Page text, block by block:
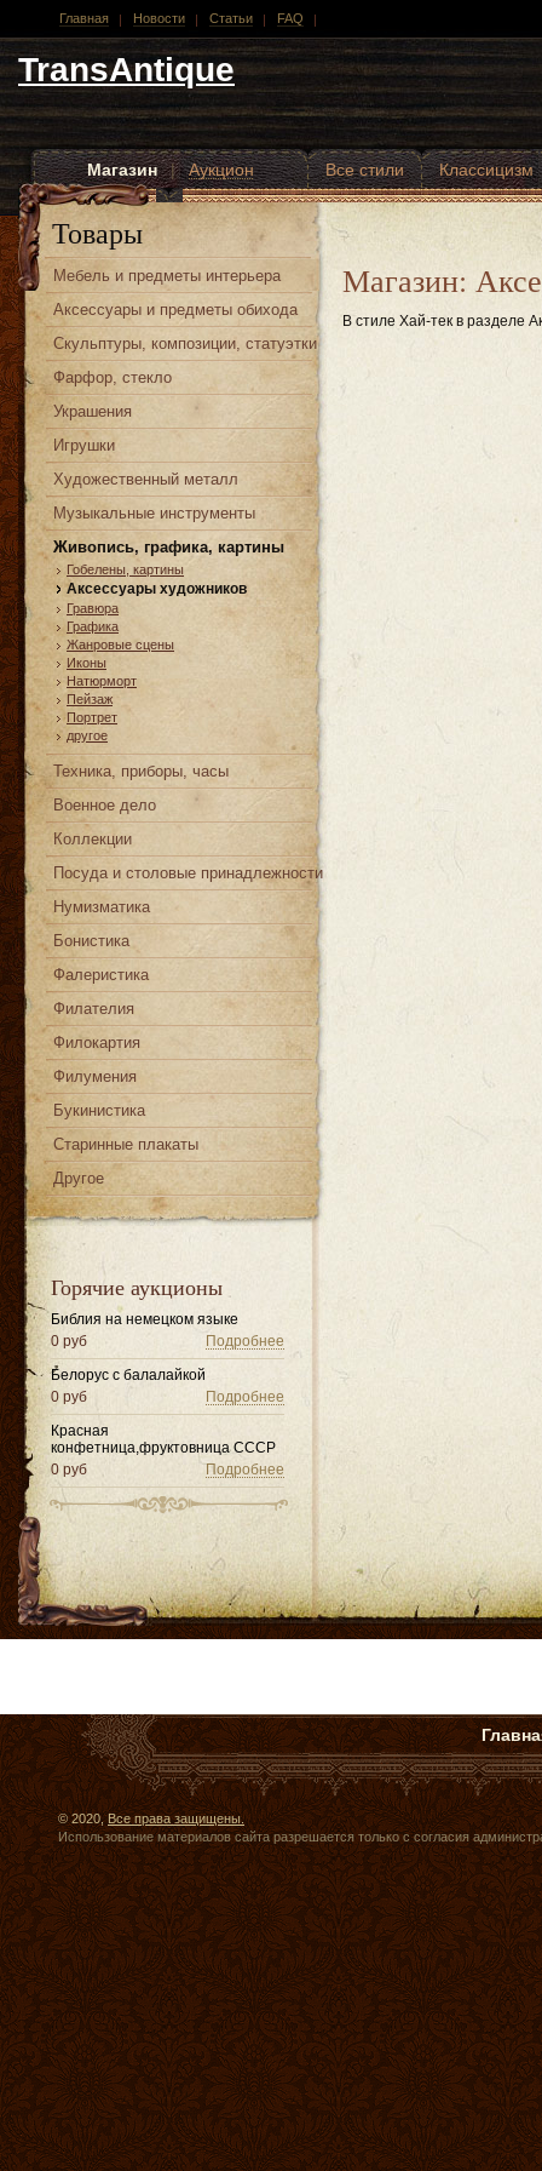
Главная Новости Статьи FAQ
TransAntique
Магазин | Аукцион Все стили
Классицизм
Другие стили
Товары
Мебель и предметы интерьера
Аксессуары и предметы обихода
Скульптуры, композиции, статуэтки
Фарфор, стекло
Украшения
Игрушки
Художественный металл
Музыкальные инструменты
Живопись, графика, картины
Гобелены, картины
Аксессуары художников
Гравюра
Графика
Жанровые сцены
Иконы
Натюрморт
Пейзаж
Портрет
другое
Техника, приборы, часы
Военное дело
Коллекции
Посуда и столовые принадлежности
Нумизматика
Бонистика
Фалеристика
Филателия
Филокартия
Филумения
Букинистика
Старинные плакаты
Другое
Горячие аукционы
Библия на немецком языке
Подробнее
0 руб
Белорус с балалайкой
Подробнее
0 руб
Красная
конфетница,фруктовница СССР
Подробнее
0 руб
Магазин:
В стиле Хай-тек в разделе
© 2020,Все права защищены.
Использование материалов сайта разрешается только с согласия